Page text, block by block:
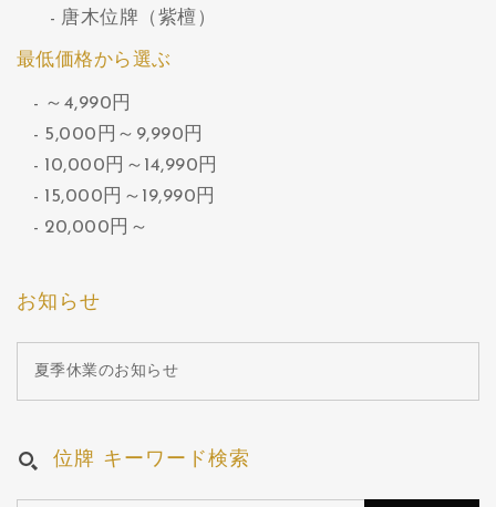
唐木位牌（紫檀）
最低価格から選ぶ
～4,990円
5,000円～9,990円
10,000円～14,990円
15,000円～19,990円
20,000円～
お知らせ
夏季休業のお知らせ
位牌 キーワード検索